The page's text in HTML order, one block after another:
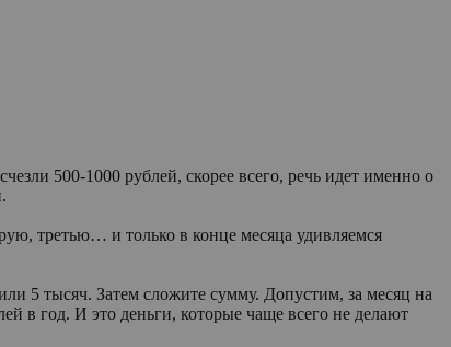
500-1000 рублей, скорее всего, речь идет именно о
третью… и только в конце месяца удивляемся
5 тысяч. Затем сложите сумму. Допустим, за месяц на
в год. И это деньги, которые чаще всего не делают